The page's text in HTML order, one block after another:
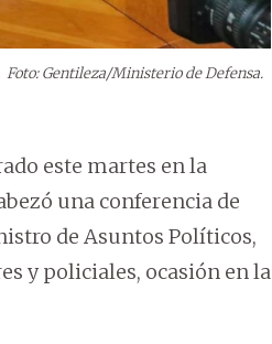
Foto: Gentileza/Ministerio de Defensa.
este martes en la
una conferencia de
de Asuntos Políticos,
y policiales, ocasión en la